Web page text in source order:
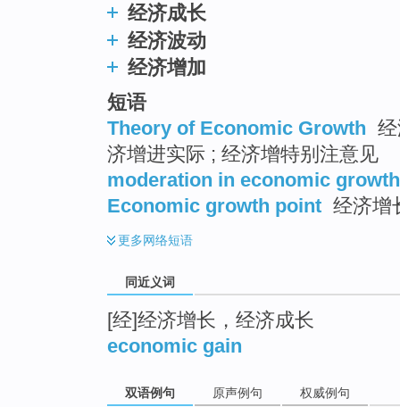
经济成长
经济波动
经济增加
短语
Theory of Economic Growth
济增进实际 ; 经济增特别注意见
moderation in economic growth
Economic growth point 经济增
更多网络短语
同近义词
[经]经济增长，经济成长
economic gain
双语例句 原声例句 权威例句